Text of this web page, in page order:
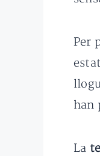
Per
estat
han
La